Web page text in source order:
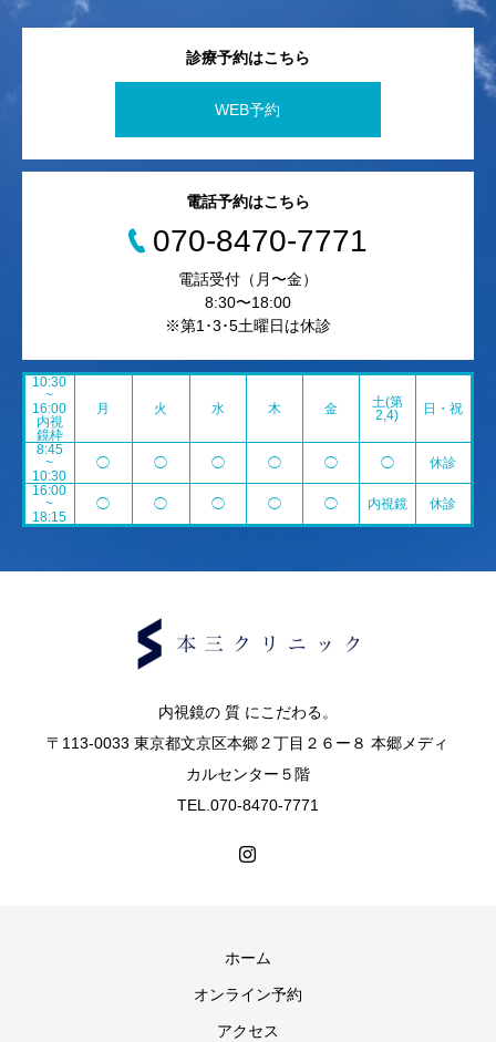
診療予約はこちら
WEB予約
電話予約はこちら
070-8470-7771
電話受付（月〜金）
8:30〜18:00
※第1･3･5土曜日は休診
10:30
~
16:00
内視
鏡枠
月 火 水 木 金
土(第
2,4)
日・祝
8:45
~
10:30
◯ ◯ ◯ ◯ ◯ ◯
休診
16:00
~
18:15
◯ ◯ ◯ ◯ ◯ 内視鏡 休診
内視鏡の 質 にこだわる。
〒113-0033 東京都文京区本郷２丁目２６ー８ 本郷メディ
カルセンター５階
TEL.070-8470-7771
ホーム
オンライン予約
アクセス